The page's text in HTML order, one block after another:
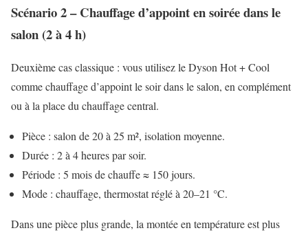
Scénario 2 – Chauffage d’appoint en soirée dans le
salon (2 à 4 h)
Deuxième cas classique : vous utilisez le Dyson Hot + Cool
comme chauffage d’appoint le soir dans le salon, en complément
ou à la place du chauffage central.
Pièce : salon de 20 à 25 m², isolation moyenne.
Durée : 2 à 4 heures par soir.
Période : 5 mois de chauffe ≈ 150 jours.
Mode : chauffage, thermostat réglé à 20–21 °C.
Dans une pièce plus grande, la montée en température est plus